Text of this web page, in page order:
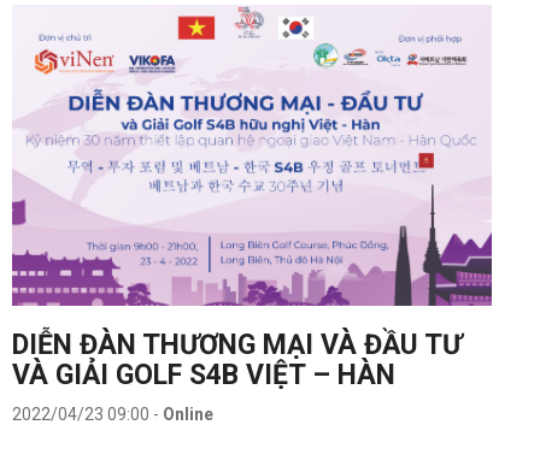
DIỄN ĐÀN THƯƠNG MẠI VÀ ĐẦU TƯ
VÀ GIẢI GOLF S4B VIỆT – HÀN
2022/04/23 09:00 - Online